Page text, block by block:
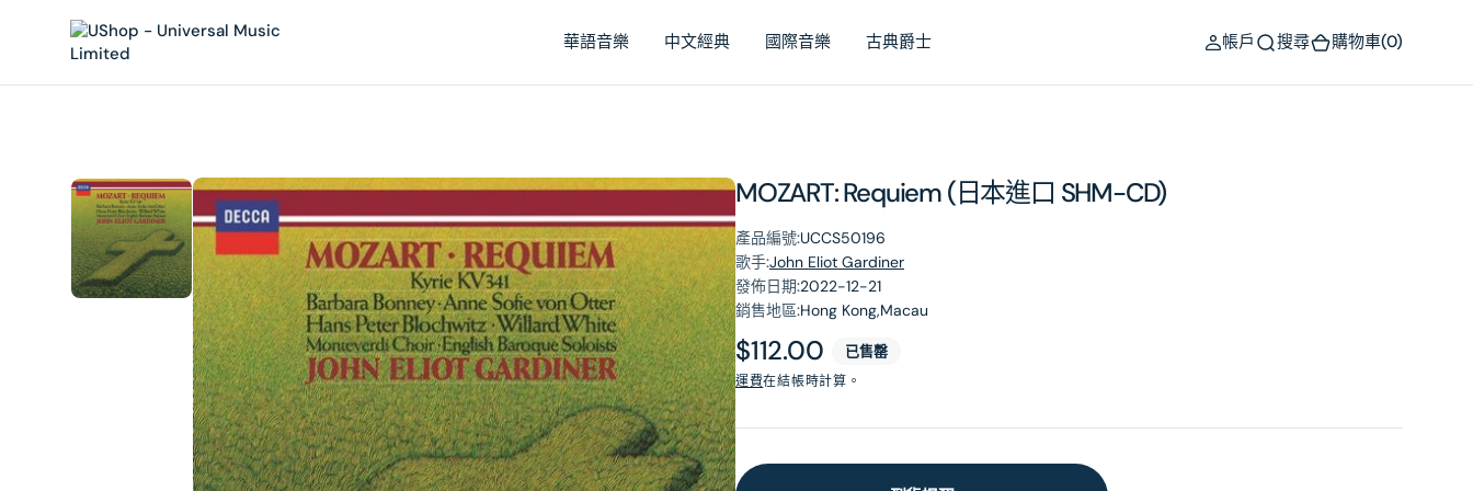
華語音樂 中文經典 國際音樂 古典爵士 帳戶 搜尋 購物車(0)
MOZART: Requiem (日本進口 SHM-CD)
產品編號:UCCS50196
歌手:John Eliot Gardiner
發佈日期:2022-12-21
銷售地區:Hong Kong,Macau
原
價
$112.00 已售罄
運費在結帳時計算。
在